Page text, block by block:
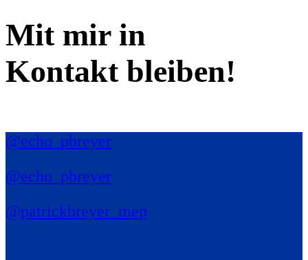
Mit mir in
Kontakt bleiben!
@echo_pbreyer
@echo_pbreyer
@patrickbreyer_mep